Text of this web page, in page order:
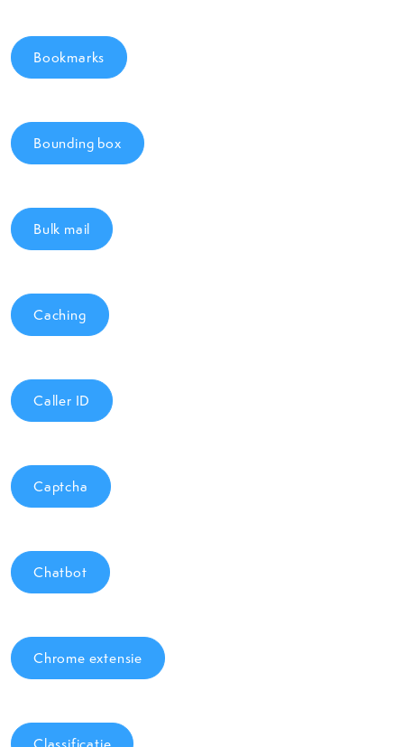
Bookmarks
Bounding box
Bulk mail
Caching
Caller ID
Captcha
Chatbot
Chrome extensie